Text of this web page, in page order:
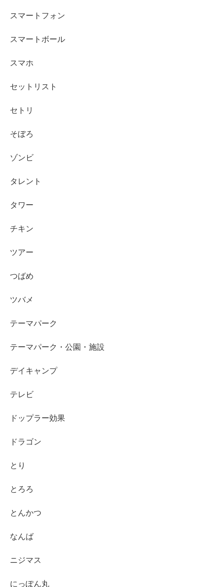
スマートフォン
スマートボール
スマホ
セットリスト
セトリ
そぼろ
ゾンビ
タレント
タワー
チキン
ツアー
つばめ
ツバメ
テーマパーク
テーマパーク・公園・施設
デイキャンプ
テレビ
ドップラー効果
ドラゴン
とり
とろろ
とんかつ
なんば
ニジマス
にっぽん丸